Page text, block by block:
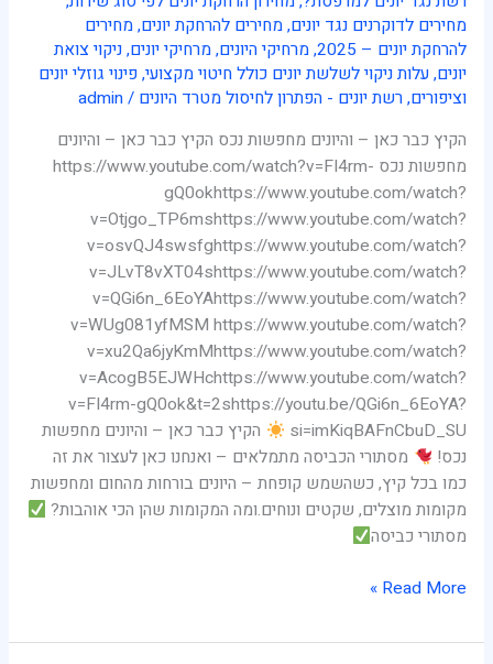
מחירים לדוקרנים נגד יונים,מחירים להרחקת יונים,מחירים
להרחקת יונים – 2025
,מרחיקי היונים,מרחיקי יונים,ניקוי צואת
יונים,עלות ניקוי לשלשת יונים כולל חיטוי מקצועי,פינוי גוזלי יונים
וציפורים,רשת יונים - הפתרון לחיסול מטרד היונים /
admin
הקיץ כבר כאן – והיונים מחפשות נכס הקיץ כבר כאן – והיונים
מחפשות נכס https://www.youtube.com/watch?v=FI4rm-
gQ0okhttps://www.youtube.com/watch?
v=Otjgo_TP6mshttps://www.youtube.com/watch?
v=osvQJ4swsfghttps://www.youtube.com/watch?
v=JLvT8vXT04shttps://www.youtube.com/watch?
v=QGi6n_6EoYAhttps://www.youtube.com/watch?
v=WUg081yfMSM https://www.youtube.com/watch?
v=xu2Qa6jyKmMhttps://www.youtube.com/watch?
v=AcogB5EJWHchttps://www.youtube.com/watch?
v=FI4rm-gQ0ok&t=2shttps://youtu.be/QGi6n_6EoYA?
si=imKiqBAFnCbuD_SU
הקיץ כבר כאן – והיונים מחפשות
נכס!
מסתורי הכביסה מתמלאים – ואנחנו כאן לעצור את זה
כמו בכל קיץ, כשהשמש קופחת – היונים בורחות מהחום ומחפשות
מקומות מוצלים, שקטים ונוחים.ומה המקומות שהן הכי אוהבות?
מסתורי כביסה
Read More »